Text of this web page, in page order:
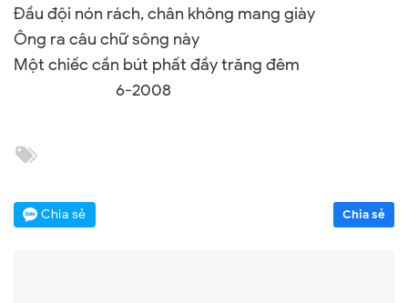
Đầu đội nón rách, chân không mang giày
Ông ra câu chữ sông này
Một chiếc cần bút phất đầy trăng đêm
6-2008
Chia sẻ Chia sẻ